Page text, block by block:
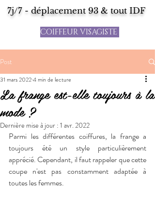
7j/7 - déplacement 93 & tout IDF
COIFFEUR VISAGISTE
Post
La frange est-elle toujours à la
mode ?
31 mars 20224 min de lecture
Dernière mise à jour : 1 avr. 2022
Parmi les différentes coiffures, la frange a
toujours été un style particulièrement
apprécié. Cependant, il faut rappeler que cette
coupe n'est pas constamment adaptée à
toutes les femmes.